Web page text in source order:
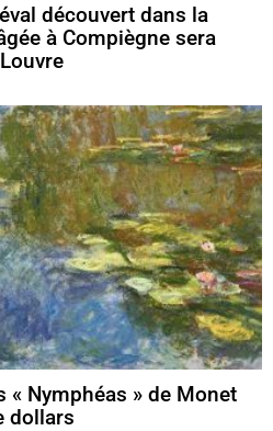
découvert dans la
à Compiègne sera
« Nymphéas » de Monet
dollars